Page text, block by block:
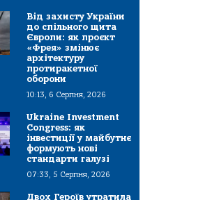
Від захисту України
до спільного щита
Європи: як проєкт
«Фрея» змінює
архітектуру
протиракетної
оборони
10:13, 6 Серпня, 2026
Ukraine Investment
Congress: як
інвестиції у майбутнє
формують нові
стандарти галузі
07:33, 5 Серпня, 2026
Двох Героїв утратила